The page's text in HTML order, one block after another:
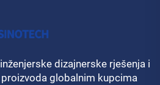
dizajnerske rješenja i
globalnim kupcima